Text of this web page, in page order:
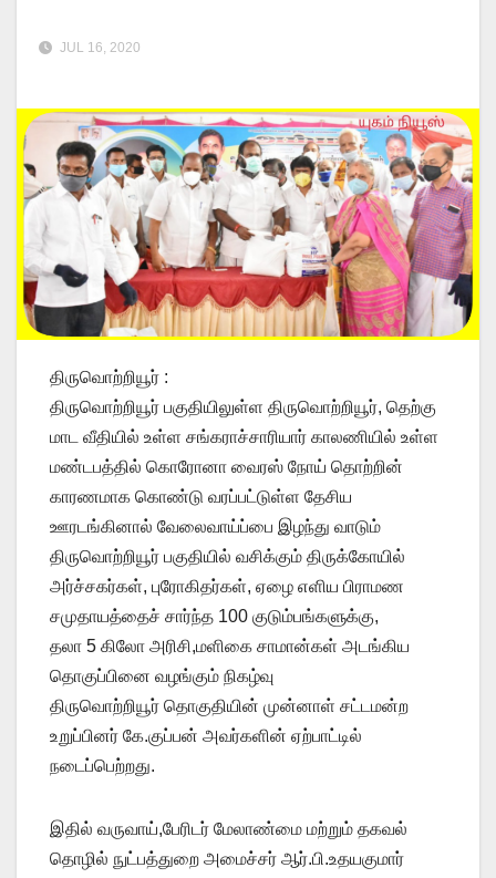
JUL 16, 2020
திருவொற்றியூர் :
திருவொற்றியூர் பகுதியிலுள்ள திருவொற்றியூர், தெற்கு
மாட வீதியில் உள்ள சங்கராச்சாரியார் காலணியில் உள்ள
மண்டபத்தில் கொரோனா வைரஸ் நோய் தொற்றின்
காரணமாக கொண்டு வரப்பட்டுள்ள தேசிய
ஊரடங்கினால் வேலைவாய்ப்பை இழந்து வாடும்
திருவொற்றியூர் பகுதியில் வசிக்கும் திருக்கோயில்
அர்ச்சகர்கள், புரோகிதர்கள், ஏழை எளிய பிராமண
சமுதாயத்தைச் சார்ந்த 100 குடும்பங்களுக்கு,
தலா 5 கிலோ அரிசி,மளிகை சாமான்கள் அடங்கிய
தொகுப்பினை வழங்கும் நிகழ்வு
திருவொற்றியூர் தொகுதியின் முன்னாள் சட்டமன்ற
உறுப்பினர் கே.குப்பன் அவர்களின் ஏற்பாட்டில்
நடைப்பெற்றது.
இதில் வருவாய்,பேரிடர் மேலாண்மை மற்றும் தகவல்
தொழில் நுட்பத்துறை அமைச்சர் ஆர்.பி.உதயகுமார்